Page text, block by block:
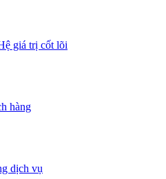
giá trị cốt lõi
hàng
dịch vụ